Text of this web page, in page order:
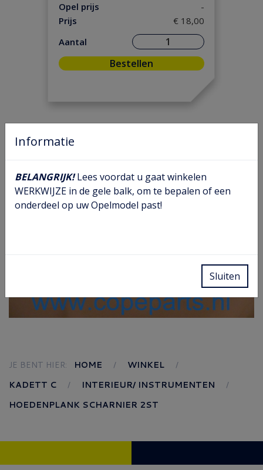
Onderhoud (2)
Ontsteking
Remmen/ Wielen
Ruiten/ Rubbers
(12)
Opel prijs
-
Prijs
€ 18,00
Aantal
Bestellen
JE BENT HIER: HOME
WINKEL
KADETT C
INTERIEUR/ INSTRUMENTEN
HOEDENPLANK SCHARNIER 2ST
Informatie
BELANGRIJK!Lees voordat u gaat winkelen
WERKWIJZE in de gele balk, om te bepalen of een
onderdeel op uw Opelmodel past!
Sluiten